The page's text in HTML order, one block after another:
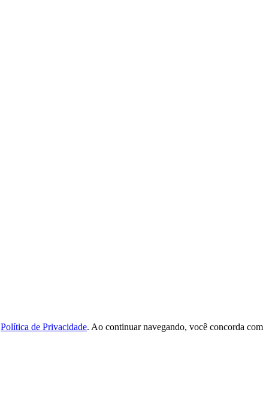
Política de Privacidade. Ao continuar navegando, você concorda com